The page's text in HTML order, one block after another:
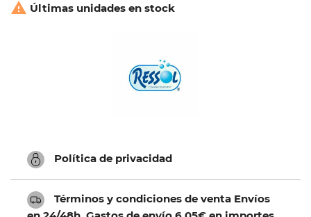
 Últimas unidades en stock
Política de privacidad
Términos y condiciones de venta Envíos